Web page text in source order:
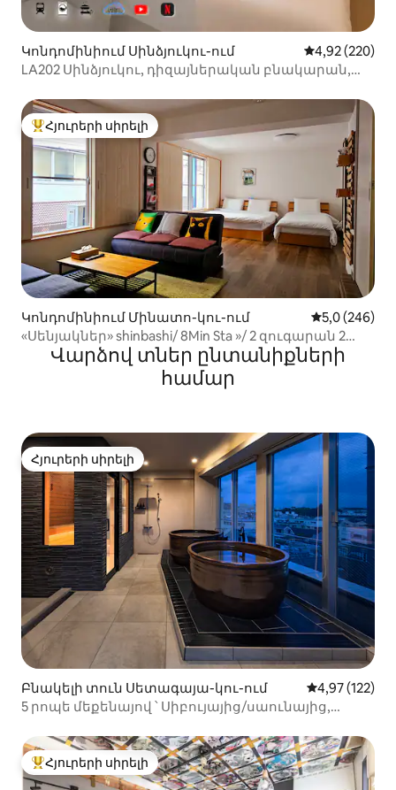
Կոնդոմինիում Սինձյուկու-ում Միջին
4,92 (220)
LA202 Սինձյուկու, դիզայներական բնակարան,
Հյուրերի սիրելի լավագույն տները
Հյուրերի սիրելի
Կոնդոմինիում Մինատո-կու-ում Միջին
5,0 (246)
«Սենյակներ» shinbashi/ 8Min Sta »/ 2 զուգարան 2
ցնցուղՎարձով տներ ընտանիքների
համար
Հյուրերի սիրելի
Հյուրերի սիրելի
Բնակելի տուն Սետագայա-կու-ում Միջին
4,97 (122)
5 րոպե մեքենայով ՝ Սիբույայից/սաունայից,
կարաոկեից/Wi - Fi - ից/անընդմեջ գիշերների
զեղչից/Հանեդայից 25 րոպե հեռավորության վրա
Հյուրերի սիրելի լավագույն տները
Հյուրերի սիրելի